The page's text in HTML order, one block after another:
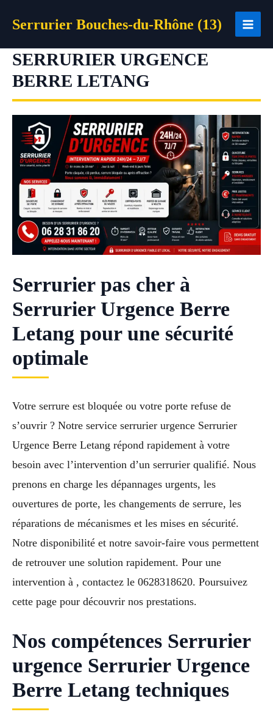
Serrurier Bouches-du-Rhône (13)
SERRURIER URGENCE
BERRE LETANG
Serrurier pas cher à
Serrurier Urgence Berre
Letang pour une sécurité
optimale
Votre serrure est bloquée ou votre porte refuse de
s’ouvrir ? Notre service serrurier urgence Serrurier
Urgence Berre Letang répond rapidement à votre
besoin avec l’intervention d’un serrurier qualifié. Nous
prenons en charge les dépannages urgents, les
ouvertures de porte, les changements de serrure, les
réparations de mécanismes et les mises en sécurité.
Notre disponibilité et notre savoir-faire vous permettent
de retrouver une solution rapidement. Pour une
intervention à , contactez le 0628318620. Poursuivez
cette page pour découvrir nos prestations.
Nos compétences Serrurier
urgence Serrurier Urgence
Berre Letang techniques